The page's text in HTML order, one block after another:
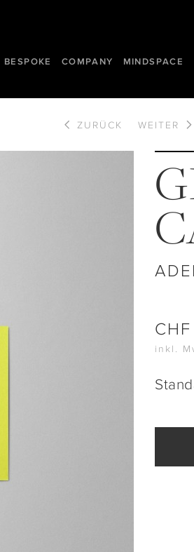
BESPOKE COMPANY MINDSPACE
ZURÜCK WEITER
CHF
inkl.